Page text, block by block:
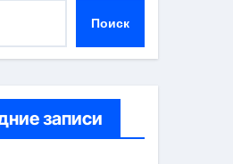
Поиск
записи